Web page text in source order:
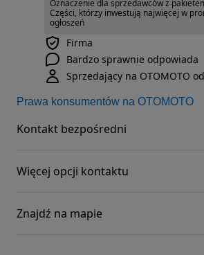
Oznaczenie dla sprzedawców z
Części, którzy inwestują najwięcej w
ogłoszeń
Firma
Bardzo sprawnie odpowiada
Sprzedający na OTOMOTO
Prawa konsumentów na OTOMOTO
Kontakt bezpośredni
Więcej opcji kontaktu
Znajdź na mapie